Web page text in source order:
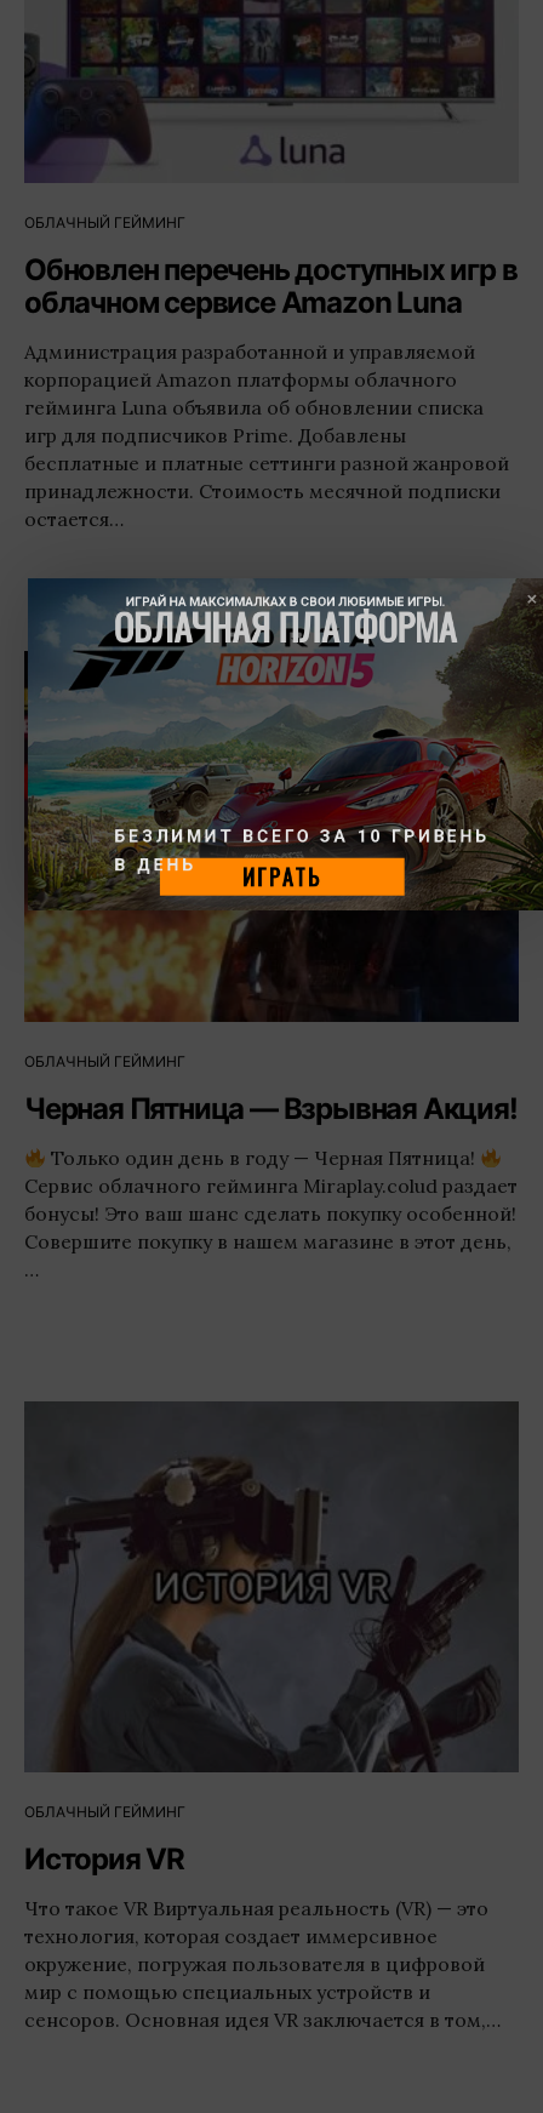
ОБЛАЧНЫЙ ГЕЙМИНГ
Обновлен перечень доступных игр в
облачном сервисе Amazon Luna
Администрация разработанной и управляемой
корпорацией Amazon платформы облачного
гейминга Luna объявила об обновлении списка
игр для подписчиков Prime. Добавлены
бесплатные и платные сеттинги разной жанровой
принадлежности. Стоимость месячной подписки
остается…
ОБЛАЧНЫЙ ГЕЙМИНГ
Черная Пятница — Взрывная Акция!
Только один день в году — Черная Пятница!
Сервис облачного гейминга Miraplay.colud раздает
бонусы! Это ваш шанс сделать покупку особенной!
Совершите покупку в нашем магазине в этот день,
…
ОБЛАЧНЫЙ ГЕЙМИНГ
История VR
Что такое VR Виртуальная реальность (VR) — это
технология, которая создает иммерсивное
окружение, погружая пользователя в цифровой
мир с помощью специальных устройств и
сенсоров. Основная идея VR заключается в том,…
ИГРАЙ НА МАКСИМАЛКАХ В СВОИ ЛЮБИМЫЕ ИГРЫ.
ИГРАТЬ
ОБЛАЧНАЯ ПЛАТФОРМА
БЕЗЛИМИТ ВСЕГО ЗА 10 ГРИВЕНЬ
В ДЕНЬ